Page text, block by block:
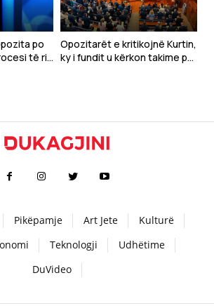
po
të ri
Opozitarët e kritikojnë Kurtin,
ky i fundit u kërkon takime për
Pikëpamje Art Jete
Kulturë
Teknologji
Udhëtime
DuVideo